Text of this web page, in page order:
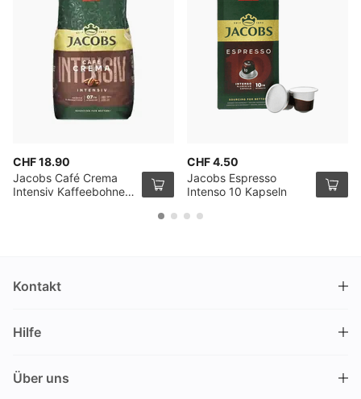
CHF 18.90
Jacobs Café Crema
Intensiv Kaffeebohnen
CHF 4.50
Jacobs Espresso
Intenso 10 Kapseln
Kontakt
Nüschelerstrasse 35
Schweiz
Hilfe
Über uns